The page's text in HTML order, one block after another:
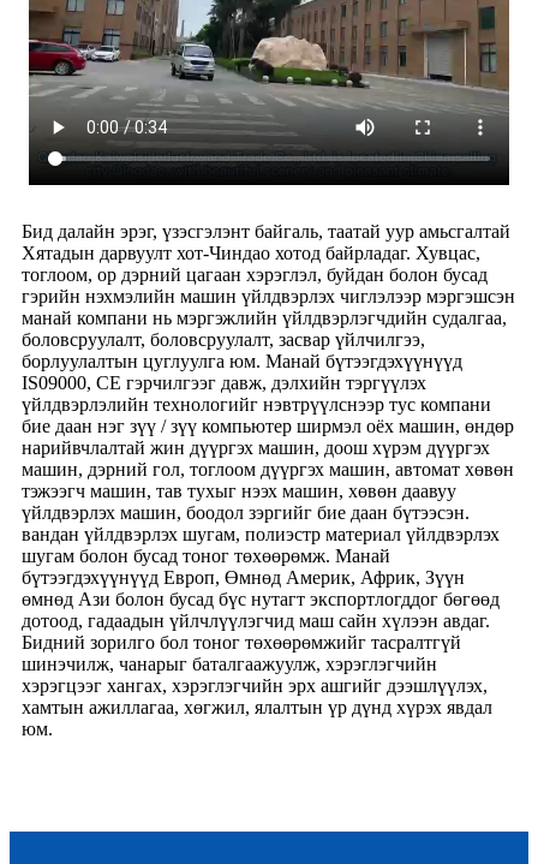
Бид далайн эрэг, үзэсгэлэнт байгаль, таатай уур амьсгалтай
Хятадын дарвуулт хот-Чиндао хотод байрладаг. Хувцас,
тоглоом, ор дэрний цагаан хэрэглэл, буйдан болон бусад
гэрийн нэхмэлийн машин үйлдвэрлэх чиглэлээр мэргэшсэн
манай компани нь мэргэжлийн үйлдвэрлэгчдийн судалгаа,
боловсруулалт, боловсруулалт, засвар үйлчилгээ,
борлуулалтын цуглуулга юм. Манай бүтээгдэхүүнүүд
IS09000, CE гэрчилгээг давж, дэлхийн тэргүүлэх
үйлдвэрлэлийн технологийг нэвтрүүлснээр тус компани
бие даан нэг зүү / зүү компьютер ширмэл оёх машин, өндөр
нарийвчлалтай жин дүүргэх машин, доош хүрэм дүүргэх
машин, дэрний гол, тоглоом дүүргэх машин, автомат хөвөн
тэжээгч машин, тав тухыг нээх машин, хөвөн даавуу
үйлдвэрлэх машин, боодол зэргийг бие даан бүтээсэн.
вандан үйлдвэрлэх шугам, полиэстр материал үйлдвэрлэх
шугам болон бусад тоног төхөөрөмж. Манай
бүтээгдэхүүнүүд Европ, Өмнөд Америк, Африк, Зүүн
өмнөд Ази болон бусад бүс нутагт экспортлогддог бөгөөд
дотоод, гадаадын үйлчлүүлэгчид маш сайн хүлээн авдаг.
Бидний зорилго бол тоног төхөөрөмжийг тасралтгүй
шинэчилж, чанарыг баталгаажуулж, хэрэглэгчийн
хэрэгцээг хангах, хэрэглэгчийн эрх ашгийг дээшлүүлэх,
хамтын ажиллагаа, хөгжил, ялалтын үр дүнд хүрэх явдал
юм.